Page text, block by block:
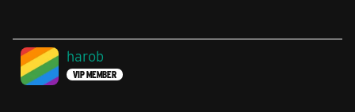
harob
VIP MEMBER